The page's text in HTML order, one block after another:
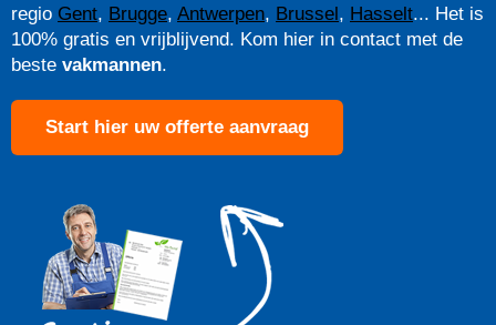
regio Gent, Brugge, Antwerpen, Brussel , Hasselt... Het is
100% gratis en vrijblijvend. Kom hier in contact met de
beste vakmannen.
Start hier uw offerte aanvraag